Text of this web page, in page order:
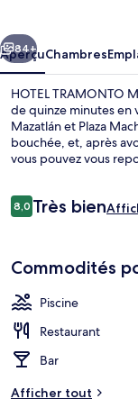
Suivant
84+
AperçuChambres
HOTEL TRAMONTO
de quinze minutes en
Mazatlán et Plaza
bouchée, et, après
vous pouvez vous
Avis
8,08,0 sur 10 –
Très bien
Commodités
Piscine
Restaurant
Bar
Afficher tout